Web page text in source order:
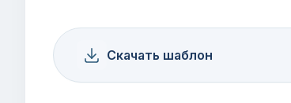
Скачать шаблон